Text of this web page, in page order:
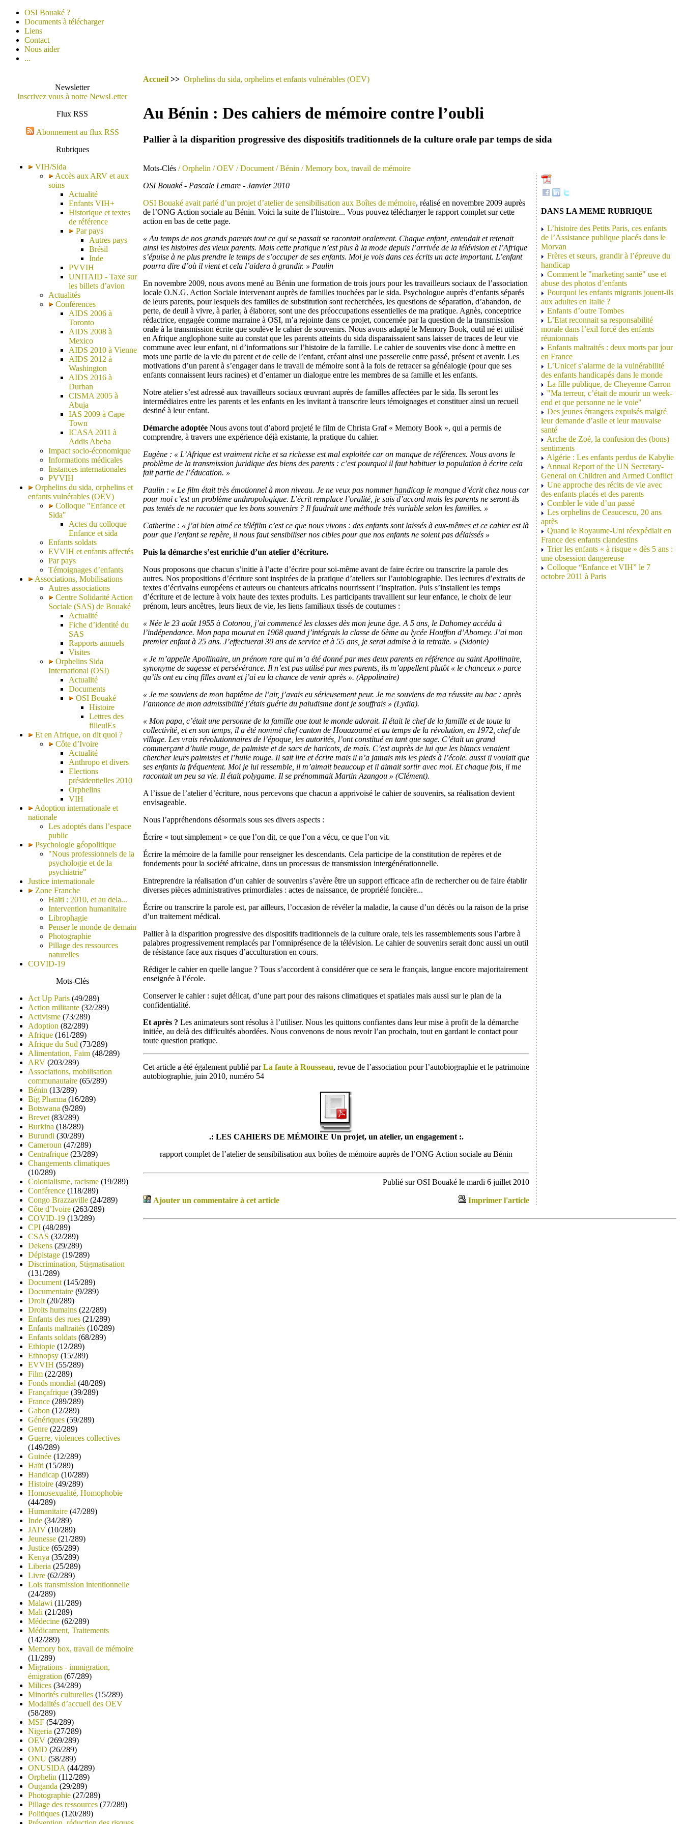
OSI Bouaké ?
Documents à télécharger
Liens
Contact
Nous aider
...
Newsletter
Inscrivez vous à notre NewsLetter
Flux RSS
Abonnement au flux RSS
Rubriques
VIH/Sida
Accès aux ARV et aux
soins
Actualité
Enfants VIH+
Historique et textes
de référence
Par pays
Autres pays
Brésil
Inde
PVVIH
UNITAID - Taxe sur
les billets d’avion
Actualités
Conférences
AIDS 2006 à
Toronto
AIDS 2008 à
Mexico
AIDS 2010 à Vienne
AIDS 2012 à
Washington
AIDS 2016 à
Durban
CISMA 2005 à
Abuja
IAS 2009 à Cape
Town
ICASA 2011 à
Addis Abeba
Impact socio-économique
Informations médicales
Instances internationales
PVVIH
Orphelins du sida, orphelins et
enfants vulnérables (OEV)
Colloque "Enfance et
Sida"
Actes du colloque
Enfance et sida
Enfants soldats
EVVIH et enfants affectés
Par pays
Témoignages d’enfants
Associations, Mobilisations
Autres associations
Centre Solidarité Action
Sociale (SAS) de Bouaké
Actualité
Fiche d’identité du
SAS
Rapports annuels
Visites
Orphelins Sida
International (OSI)
Actualité
Documents
OSI Bouaké
Histoire
Lettres des
filleulEs
Et en Afrique, on dit quoi ?
Côte d’Ivoire
Actualité
Anthropo et divers
Elections
présidentielles 2010
Orphelins
VIH
Adoption internationale et
nationale
Les adoptés dans l’espace
public
Psychologie géopolitique
"Nous professionnels de la
psychologie et de la
psychiatrie"
Justice internationale
Zone Franche
Haïti : 2010, et au dela...
Intervention humanitaire
Librophagie
Penser le monde de demain
Photographie
Pillage des ressources
naturelles
COVID-19
Mots-Clés
Act Up Paris (49/289)
Action militante (32/289)
Activisme (73/289)
Adoption (82/289)
Afrique (161/289)
Afrique du Sud (73/289)
Alimentation, Faim (48/289)
ARV (203/289)
Associations, mobilisation
communautaire (65/289)
Bénin (13/289)
Big Pharma (16/289)
Botswana (9/289)
Brevet (83/289)
Burkina (18/289)
Burundi (30/289)
Cameroun (47/289)
Centrafrique (23/289)
Changements climatiques
(10/289)
Colonialisme, racisme (19/289)
Conférence (118/289)
Congo Brazzaville (24/289)
Côte d’Ivoire (263/289)
COVID-19 (13/289)
CPI (48/289)
CSAS (32/289)
Dekens (29/289)
Dépistage (19/289)
Discrimination, Stigmatisation
(131/289)
Document (145/289)
Documentaire (9/289)
Droit (20/289)
Droits humains (22/289)
Enfants des rues (21/289)
Enfants maltraités (10/289)
Enfants soldats (68/289)
Ethiopie (12/289)
Ethnopsy (15/289)
EVVIH (55/289)
Film (22/289)
Fonds mondial (48/289)
Françafrique (39/289)
France (289/289)
Gabon (12/289)
Génériques (59/289)
Genre (22/289)
Guerre, violences collectives
(149/289)
Guinée (12/289)
Haïti (15/289)
Handicap (10/289)
Histoire (49/289)
Homosexualité, Homophobie
(44/289)
Humanitaire (47/289)
Inde (34/289)
JAIV (10/289)
Jeunesse (21/289)
Justice (65/289)
Kenya (35/289)
Liberia (25/289)
Livre (62/289)
Lois transmission intentionnelle
(24/289)
Malawi (11/289)
Mali (21/289)
Médecine (62/289)
Médicament, Traitements
(142/289)
Memory box, travail de mémoire
(11/289)
Migrations - immigration,
émigration (67/289)
Milices (34/289)
Minorités culturelles (15/289)
Modalités d’accueil des OEV
(58/289)
MSF (54/289)
Nigeria (27/289)
OEV (269/289)
OMD (26/289)
ONU (58/289)
ONUSIDA (44/289)
Orphelin (112/289)
Ouganda (29/289)
Photographie (27/289)
Pillage des ressources (77/289)
Politiques (120/289)
Accueil >> Orphelins du sida, orphelins et enfants vulnérables (OEV)
Au Bénin : Des cahiers de mémoire contre l’oubli
Pallier à la disparition progressive des dispositifs traditionnels de la culture orale par temps de sida
Mots-Clés / Orphelin / OEV / Document / Bénin / Memory box, travail de mémoire
OSI Bouaké - Pascale Lemare - Janvier 2010
OSI Bouaké avait parlé d’un projet d’atelier de sensibilisation aux Boîtes de mémoire, réalisé en novembre 2009 auprès
de l’ONG Action sociale au Bénin. Voici la suite de l’histoire... Vous pouvez télécharger le rapport complet sur cette
action en bas de cette page.
« Au temps de nos grands parents tout ce qui se passait se racontait oralement. Chaque enfant, entendait et retenait
ainsi les histoires des vieux parents. Mais cette pratique n’est plus à la mode depuis l’arrivée de la télévision et l’Afrique
s’épuise à ne plus prendre le temps de s’occuper de ses enfants. Moi je vois dans ces écrits un acte important. L’enfant
pourra dire d’où il vient et cela l’aidera à grandir. » Paulin
En novembre 2009, nous avons mené au Bénin une formation de trois jours pour les travailleurs sociaux de l’association
locale O.N.G. Action Sociale intervenant auprès de familles touchées par le sida. Psychologue auprès d’enfants séparés
de leurs parents, pour lesquels des familles de substitution sont recherchées, les questions de séparation, d’abandon, de
perte, de deuil à vivre, à parler, à élaborer, sont une des préoccupations essentielles de ma pratique. Agnès, conceptrice
rédactrice, engagée comme marraine à OSI, m’a rejointe dans ce projet, concernée par la question de la transmission
orale à la transmission écrite que soulève le cahier de souvenirs. Nous avons adapté le Memory Book, outil né et utilisé
en Afrique anglophone suite au constat que les parents atteints du sida disparaissaient sans laisser de traces de leur vie
commune avec leur enfant, ni d’informations sur l’histoire de la famille. Le cahier de souvenirs vise donc à mettre en
mots une partie de la vie du parent et de celle de l’enfant, créant ainsi une passerelle entre passé, présent et avenir. Les
motivations d’un parent à s’engager dans le travail de mémoire sont à la fois de retracer sa généalogie (pour que ses
enfants connaissent leurs racines) et d’entamer un dialogue entre les membres de sa famille et les enfants.
Notre atelier s’est adressé aux travailleurs sociaux œuvrant auprès de familles affectées par le sida. Ils seront les
intermédiaires entre les parents et les enfants en les invitant à transcrire leurs témoignages et constituer ainsi un recueil
destiné à leur enfant.
Démarche adoptée Nous avons tout d’abord projeté le film de Christa Graf « Memory Book », qui a permis de
comprendre, à travers une expérience déjà existante, la pratique du cahier.
Eugène : « L’Afrique est vraiment riche et sa richesse est mal exploitée car on manque de références. Nous avons le
problème de la transmission juridique des biens des parents : c’est pourquoi il faut habituer la population à écrire cela
fait partie de l’éducation. »
Paulin : « Le film était très émotionnel à mon niveau. Je ne veux pas nommerhandicap le manque d’écrit chez nous car
pour moi c’est un problème anthropologique. L’écrit remplace l’oralité, je suis d’accord mais les parents ne seront-ils
pas tentés de ne raconter que les bons souvenirs ? Il faudrait une méthode très variable selon les familles. »
Catherine : « j’ai bien aimé ce téléfilm c’est ce que nous vivons : des enfants sont laissés à eux-mêmes et ce cahier est là
pour que l’enfant se repère, il nous faut sensibiliser nos cibles pour que nos enfants ne soient pas délaissés »
Puis la démarche s’est enrichie d’un atelier d’écriture.
Nous proposons que chacun s’initie à l’acte d’écrire pour soi-même avant de faire écrire ou transcrire la parole des
autres. Nos propositions d’écriture sont inspirées de la pratique d’ateliers sur l’autobiographie. Des lectures d’extraits de
textes d’écrivains européens et auteurs ou chanteurs africains nourrissent l’inspiration. Puis s’installent les temps
d’écriture et de lecture à voix haute des textes produits. Les participants travaillent sur leur enfance, le choix de leur
prénom, leurs ancêtres, leurs lieux de vie, les liens familiaux tissés de coutumes :
« Née le 23 août 1955 à Cotonou, j’ai commencé les classes dès mon jeune âge. A 5 ans, le Dahomey accéda à
l’indépendance. Mon papa mourut en 1968 quand j’intégrais la classe de 6ème au lycée Houffon d’Abomey. J’ai mon
premier enfant à 25 ans. J’effectuerai 30 ans de service et à 55 ans, je serai admise à la retraite. » (Sidonie)
« Je m’appelle Apollinaire, un prénom rare qui m’a été donné par mes deux parents en référence au saint Apollinaire,
synonyme de sagesse et persévérance. Il n’est pas utilisé par mes parents, ils m’appellent plutôt « le chanceux » parce
qu’ils ont eu cinq filles avant et j’ai eu la chance de venir après ». (Appolinaire)
« Je me souviens de mon baptême de l’air, j’avais eu sérieusement peur. Je me souviens de ma réussite au bac : après
l’annonce de mon admissibilité j’étais guérie du paludisme dont je souffrais » (Lydia).
« Mon papa, c’était une personne de la famille que tout le monde adorait. Il était le chef de la famille et de toute la
collectivité, et en son temps, il a été nommé chef canton de Houazoumé et au temps de la révolution, en 1972, chef de
village. Les vrais révolutionnaires de l’époque, les autorités, l’ont constitué en tant que sage. C’était un grand
commerçant d’huile rouge, de palmiste et de sacs de haricots, de maïs. C’est auprès de lui que les blancs venaient
chercher leurs palmistes et l’huile rouge. Il sait lire et écrire mais il n’a jamais mis les pieds à l’école. aussi il voulait que
ses enfants la fréquentent. Moi je lui ressemble, il m’aimait beaucoup et il aimait sortir avec moi. Et chaque fois, il me
racontait un peu sa vie. Il était polygame. Il se prénommait Martin Azangou » (Clément).
A l’issue de l’atelier d’écriture, nous percevons que chacun a apprivoisé le cahier de souvenirs, sa réalisation devient
envisageable.
Nous l’appréhendons désormais sous ses divers aspects :
Écrire « tout simplement » ce que l’on dit, ce que l’on a vécu, ce que l’on vit.
Écrire la mémoire de la famille pour renseigner les descendants. Cela participe de la constitution de repères et de
fondements pour la société africaine, dans un processus de transmission intergénérationnelle.
Entreprendre la réalisation d’un cahier de souvenirs s’avère être un support efficace afin de rechercher ou de faire établir
diverses pièces administratives primordiales : actes de naissance, de propriété foncière...
Écrire ou transcrire la parole est, par ailleurs, l’occasion de révéler la maladie, la cause d’un décès ou la raison de la prise
d’un traitement médical.
Pallier à la disparition progressive des dispositifs traditionnels de la culture orale, tels les rassemblements sous l’arbre à
palabres progressivement remplacés par l’omniprésence de la télévision. Le cahier de souvenirs serait donc aussi un outil
de résistance face aux risques d’acculturation en cours.
Rédiger le cahier en quelle langue ? Tous s’accordent à considérer que ce sera le français, langue encore majoritairement
enseignée à l’école.
Conserver le cahier : sujet délicat, d’une part pour des raisons climatiques et spatiales mais aussi sur le plan de la
confidentialité.
Et après ? Les animateurs sont résolus à l’utiliser. Nous les quittons confiantes dans leur mise à profit de la démarche
initiée, au delà des difficultés abordées. Nous convenons de nous revoir l’an prochain, tout en gardant le contact pour
toute question pratique.
Cet article a été également publié parLa faute à Rousseau, revue de l’association pour l’autobiographie et le patrimoine
autobiographie, juin 2010, numéro 54
.: LES CAHIERS DE MÉMOIRE Un projet, un atelier, un engagement :.
rapport complet de l’atelier de sensibilisation aux boîtes de mémoire auprès de l’ONG Action sociale au Bénin
Publié sur OSI Bouaké le mardi 6 juillet 2010
Ajouter un commentaire à cet article Imprimer l'article
DANS LA MEME RUBRIQUE
L’histoire des Petits Paris, ces enfants
de l’Assistance publique placés dans le
Morvan
Frères et sœurs, grandir à l’épreuve du
handicap
Comment le "marketing santé" use et
abuse des photos d’enfants
Pourquoi les enfants migrants jouent-ils
aux adultes en Italie ?
Enfants d’outre Tombes
L’Etat reconnait sa responsabilité
morale dans l’exil forcé des enfants
réunionnais
Enfants maltraités : deux morts par jour
en France
L’Unicef s’alarme de la vulnérabilité
des enfants handicapés dans le monde
La fille publique, de Cheyenne Carron
"Ma terreur, c’était de mourir un week-
end et que personne ne le voie"
Des jeunes étrangers expulsés malgré
leur demande d’asile et leur mauvaise
santé
Arche de Zoé, la confusion des (bons)
sentiments
Algérie : Les enfants perdus de Kabylie
Annual Report of the UN Secretary-
General on Children and Armed Conflict
Une approche des récits de vie avec
des enfants placés et des parents
Combler le vide d’un passé
Les orphelins de Ceaucescu, 20 ans
après
Quand le Royaume-Uni réexpédiait en
France des enfants clandestins
Trier les enfants « à risque » dès 5 ans :
une obsession dangereuse
Colloque “Enfance et VIH” le 7
octobre 2011 à Paris